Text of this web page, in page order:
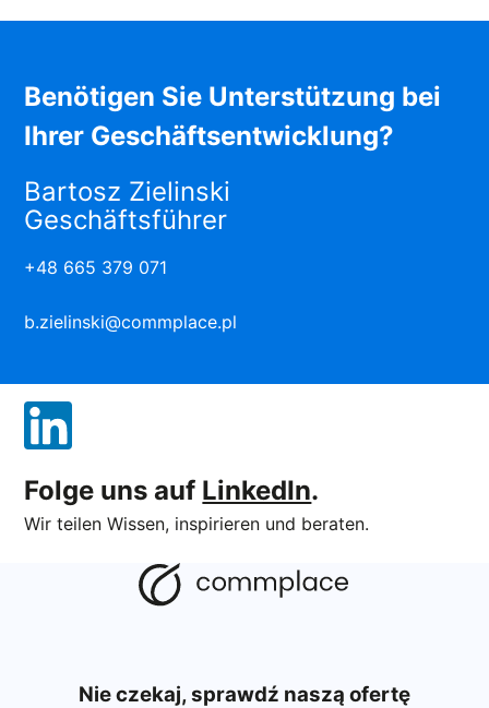
Benötigen Sie Unterstützung bei
Ihrer Geschäftsentwicklung?
Bartosz Zielinski
Geschäftsführer
+48 665 379 071
b.zielinski@commplace.pl
Folge uns auf LinkedIn.
Wir teilen Wissen, inspirieren und beraten.
Nie czekaj, sprawdź naszą ofertę